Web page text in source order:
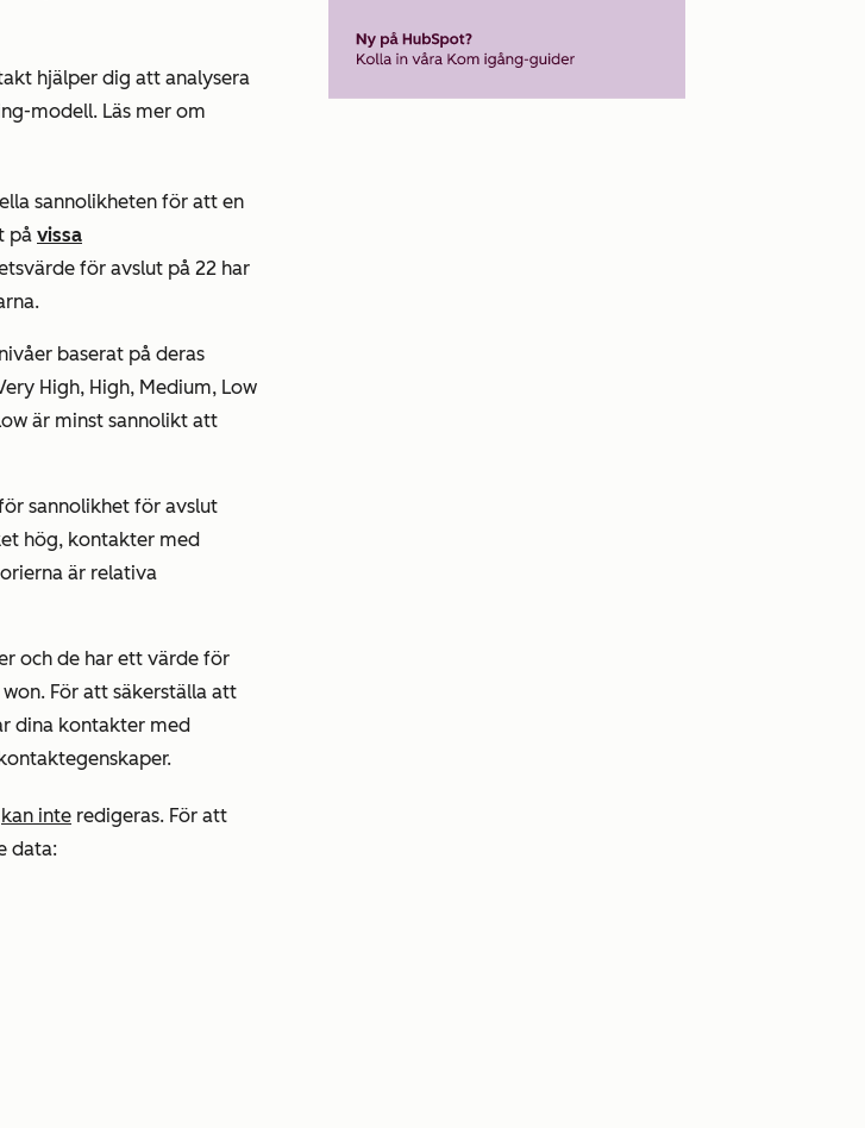
hjälper dig att analysera
modell. Läs mer om
sannolikheten för att en
på vissa
för avslut på 22 har
baserat på deras
High, High, Medium, Low
är minst sannolikt att
sannolikhet för avslut
hög, kontakter med
är relativa
och de har ett värde för
För att säkerställa att
dina kontakter med
kan inte redigeras. För att
data: